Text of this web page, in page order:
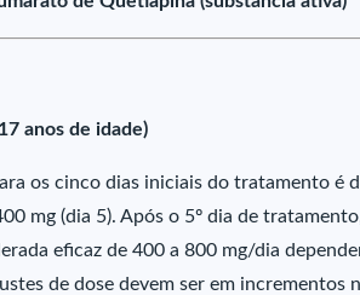
anos de idade)
os cinco dias iniciais do tratamento é
mg (dia 5). Após o 5º dia de
eficaz de 400 a 800 mg/dia
de dose devem ser em incrementos